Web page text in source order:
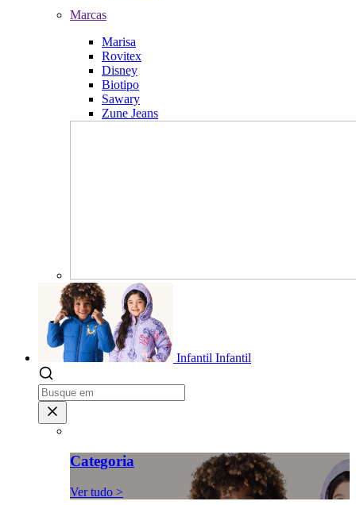
Marcas
Marisa
Rovitex
Disney
Biotipo
Sawary
Zune Jeans
Infantil Infantil
Categoria
Ver tudo >